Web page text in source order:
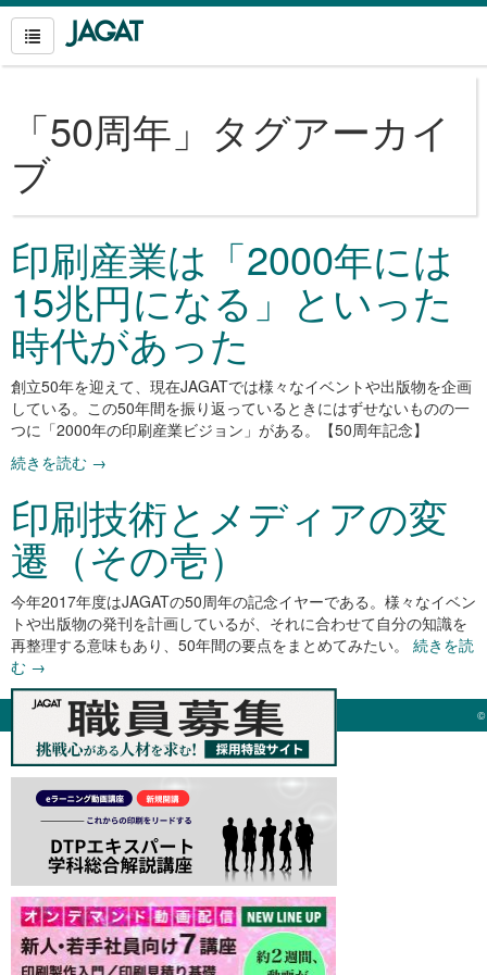
「50周年 」タグアーカイ
ブ
印刷産業は「2000年には
15兆円になる」といった
時代があった
創立50年を迎えて、現在JAGATでは様々なイベントや出版物を企画
している。この50年間を振り返っているときにはずせないものの一
つに「2000年の印刷産業ビジョン」がある。【50周年記念】
続きを読む →
印刷技術とメディアの変
遷（その壱）
今年2017年度はJAGATの50周年の記念イヤーである。様々なイベン
トや出版物の発刊を計画しているが、それに合わせて自分の知識を
再整理する意味もあり、50年間の要点をまとめてみたい。 続きを読
む →
©